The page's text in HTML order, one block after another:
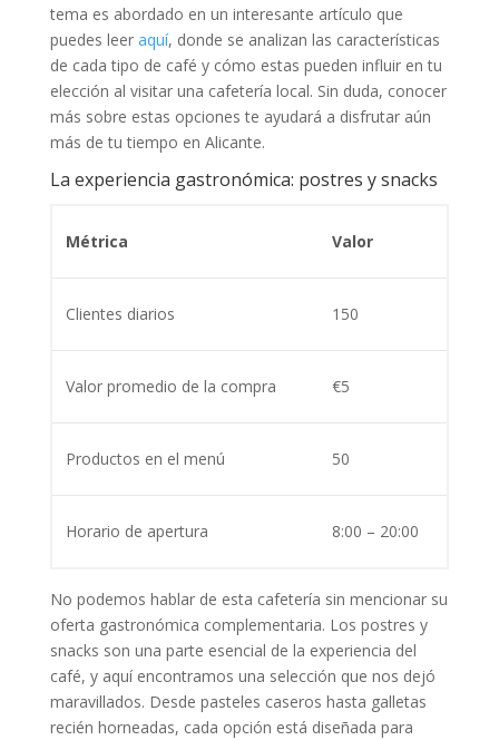
tema es abordado en un interesante artículo que
puedes leer aquí, donde se analizan las características
de cada tipo de café y cómo estas pueden influir en tu
elección al visitar una cafetería local. Sin duda, conocer
más sobre estas opciones te ayudará a disfrutar aún
más de tu tiempo en Alicante.
La experiencia gastronómica: postres y snacks
Métrica Valor
Clientes diarios 150
Valor promedio de la compra €5
Productos en el menú 50
Horario de apertura 8:00 – 20:00
No podemos hablar de esta cafetería sin mencionar su
oferta gastronómica complementaria. Los postres y
snacks son una parte esencial de la experiencia del
café, y aquí encontramos una selección que nos dejó
maravillados. Desde pasteles caseros hasta galletas
recién horneadas, cada opción está diseñada para